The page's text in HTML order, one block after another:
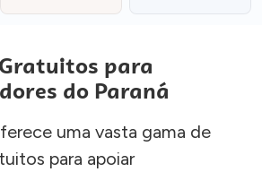
para
do Paraná
uma vasta gama de
para apoiar